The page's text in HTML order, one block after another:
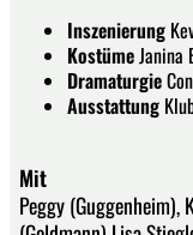
Inszenierung
Kostüme Janina
Dramaturgie
Ausstattung
Mit
Peggy (Guggenheim),